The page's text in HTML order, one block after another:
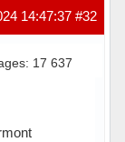
#32
14:47:37
17 637